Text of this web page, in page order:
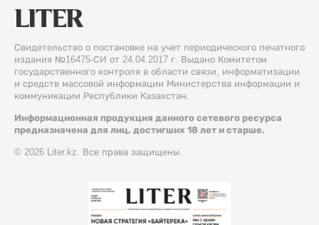
Свидетельство о постановке на учет периодического печатного
издания №16475-СИ от 24.04.2017 г. Выдано Комитетом
государственного контроля в области связи, информатизации
и средств массовой информации Министерства информации и
коммуникации Республики Казахстан.
Информационная продукция данного сетевого ресурса
предназначена для лиц, достигших 18 лет и старше.
© 2026 Liter.kz. Все права защищены.